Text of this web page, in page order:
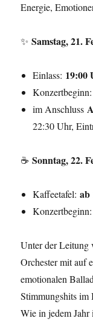
Energie,
✨Samstag, 21.
Einlass: 19:00
im Anschluss
22:30 Uhr,
☕Sonntag, 22.
Kaffeetafel:ab
Konzertbeginn:
Unter der
Orchester mit auf
emotionalen
Stimmungshits im
Wie in jedem